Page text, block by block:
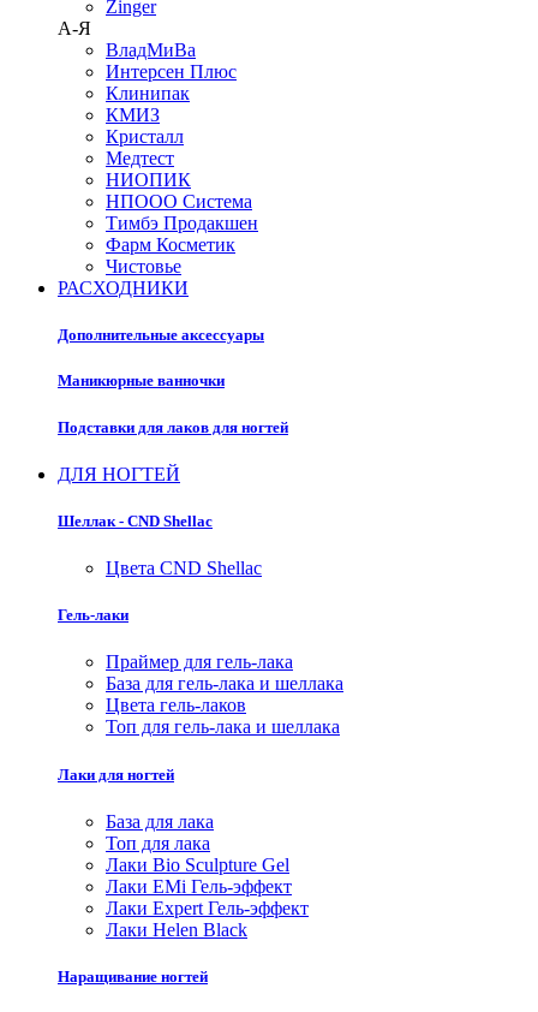
Zinger
А-Я
ВладМиВа
Интерсен Плюс
Клинипак
КМИЗ
Кристалл
Медтест
НИОПИК
НПООО Система
Тимбэ Продакшен
Фарм Косметик
Чистовье
РАСХОДНИКИ
Дополнительные аксессуары
Маникюрные ванночки
Подставки для лаков для ногтей
ДЛЯ НОГТЕЙ
Шеллак - CND Shellac
Цвета CND Shellac
Гель-лаки
Праймер для гель-лака
База для гель-лака и шеллака
Цвета гель-лаков
Топ для гель-лака и шеллака
Лаки для ногтей
База для лака
Топ для лака
Лаки Bio Sculpture Gel
Лаки EMi Гель-эффект
Лаки Expert Гель-эффект
Лаки Helen Black
Наращивание ногтей